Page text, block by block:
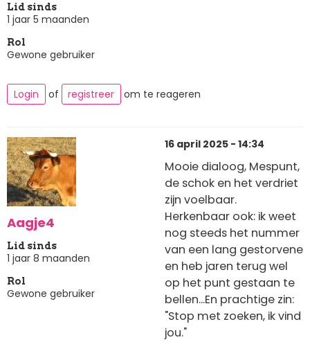
Lid sinds
1 jaar 5 maanden
Rol
Gewone gebruiker
Login of registreer om te reageren
Aagje4
Lid sinds
1 jaar 8 maanden
Rol
Gewone gebruiker
16 april 2025 - 14:34
Mooie dialoog, Mespunt,
de schok en het verdriet
zijn voelbaar.
Herkenbaar ook: ik weet
nog steeds het nummer
van een lang gestorvene
en heb jaren terug wel
op het punt gestaan te
bellen...En prachtige zin:
"Stop met zoeken, ik vind
jou."